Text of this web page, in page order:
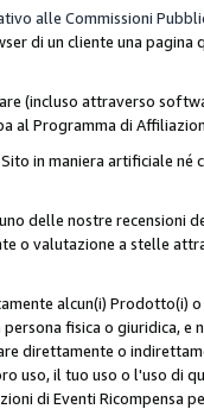
alle Commissioni
di un cliente una
(incluso attraverso
al Programma di
in maniera artificiale
delle nostre recensioni
o valutazione a stelle
alcun(i) Prodotto(i)
fisica o giuridica,
direttamente o
uso, il tuo uso o l'uso di
di Eventi